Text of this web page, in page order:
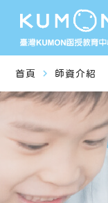
首頁 navigate_next 師資介紹